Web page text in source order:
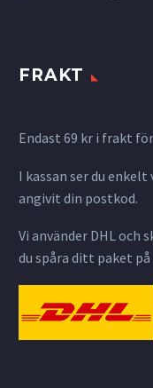
FRAKT
Endast 69 kr i frakt
I kassan ser du
angivit din postkod.
Vi använder DHL
du spåra ditt paket